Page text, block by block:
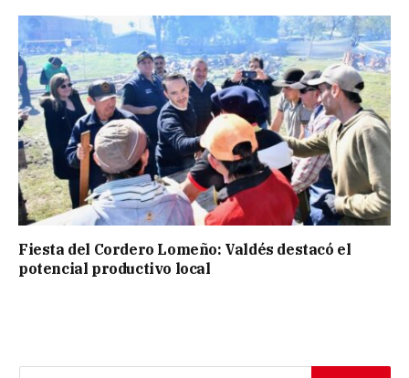
Fiesta del Cordero Lomeño: Valdés destacó el
potencial productivo local